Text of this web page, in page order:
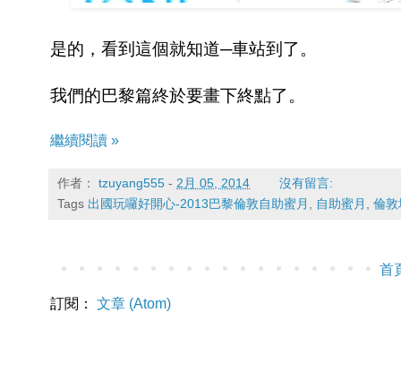
是的，看到這個就知道─車站到了。
我們的巴黎篇終於要畫下終點了。
繼續閱讀 »
作者： tzuyang555 - 2月 05, 2014
沒有留言:
Tags 出國玩囉好開心-2013巴黎倫敦自助蜜月 自助蜜月 倫敦
首
訂閱： 文章 (Atom)